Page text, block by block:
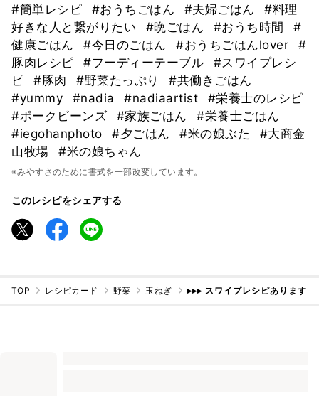
#簡単レシピ #おうちごはん #夫婦ごはん
#料理
好きな人と繋がりたい
#晩ごはん #おうち時間
#
健康ごはん
#今日のごはん #おうちごはんlover
#
豚肉レシピ
#フーディーテーブル
#スワイプレシ
ピ
#豚肉 #野菜たっぷり
#共働きごはん
#yummy
#nadia #nadiaartist
#栄養士のレシピ
#ポークビーンズ
#家族ごはん
#栄養士ごはん
#iegohanphoto
#夕ごはん #米の娘ぶた
#大商金
山牧場
#米の娘ちゃん
※みやすさのために書式を一部改変しています。
このレシピをシェアする
TOP レシピカード 野菜 玉ねぎ ▸▸▸ スワイプレシピあります